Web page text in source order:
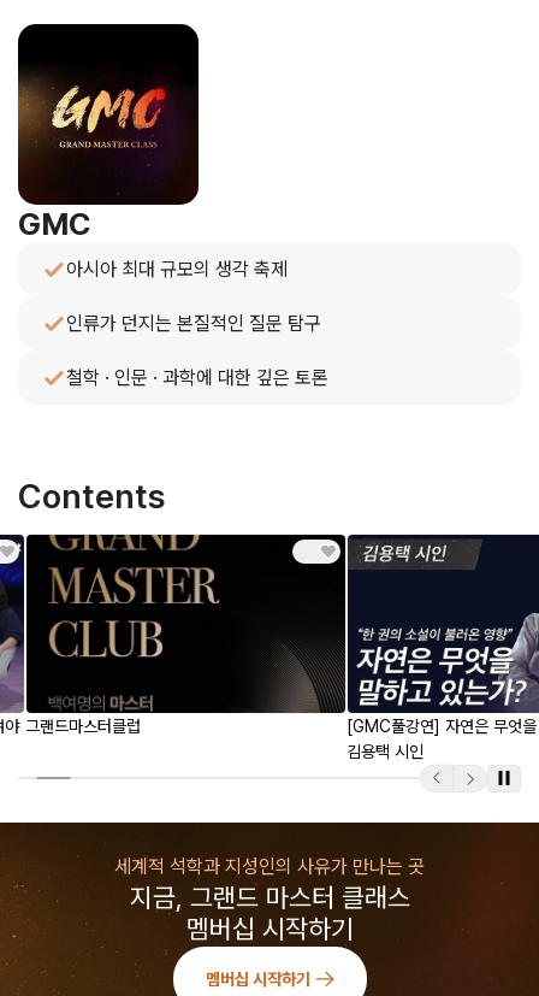
GMC
아시아 최대 규모의 생각 축제
인류가 던지는 본질적인 질문 탐구
철학 · 인문 · 과학에 대한 깊은 토론
Contents
그랜드마스터클럽
[GMC풀강연] 자연은 무엇
김용택 시인
세계적 석학과 지성인의 사유가 만나는 곳
지금, 그랜드 마스터 클래스
멤버십 시작하기
멤버십 시작하기